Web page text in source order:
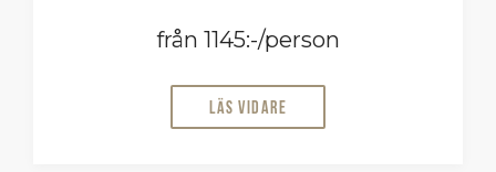
från 1145:-/person
Läs vidare